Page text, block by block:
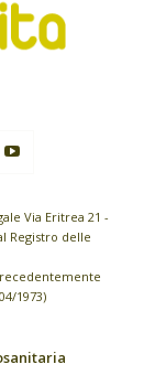
Via Eritrea 21 -
Registro delle
1973)